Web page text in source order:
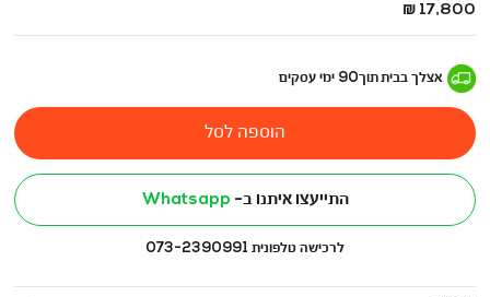
החל
17,800 ₪
אצלך בביתתוך90 ימי עסקים
הוספה לסל
התייעצו איתנו ב- Whatsapp
לרכישה טלפונית 073-2390991